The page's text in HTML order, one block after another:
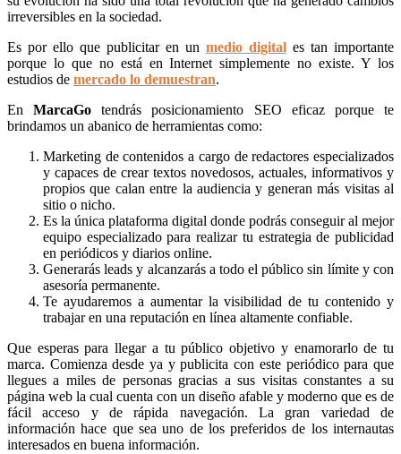
irreversibles en la sociedad.
Es por ello que publicitar en un medio digital es tan importante
porque lo que no está en Internet simplemente no existe. Y los
estudios de mercado lo demuestran.
EnMarcaGotendrás posicionamiento SEO eficaz porque te
brindamos un abanico de herramientas como:
Marketing de contenidos a cargo de redactores especializados
y capaces de crear textos novedosos, actuales, informativos y
propios que calan entre la audiencia y generan más visitas al
sitio o nicho.
Es la única plataforma digital donde podrás conseguir al mejor
equipo especializado para realizar tu estrategia de publicidad
en periódicos y diarios online.
Generarás leads y alcanzarás a todo el público sin límite y con
asesoría permanente.
Te ayudaremos a aumentar la visibilidad de tu contenido y
trabajar en una reputación en línea altamente confiable.
Que esperas para llegar a tu público objetivo y enamorarlo de tu
marca. Comienza desde ya y publicita con este periódico para que
llegues a miles de personas gracias a sus visitas constantes a su
página web la cual cuenta con un diseño afable y moderno que es de
fácil acceso y de rápida navegación. La gran variedad de
información hace que sea uno de los preferidos de los internautas
interesados en buena información.